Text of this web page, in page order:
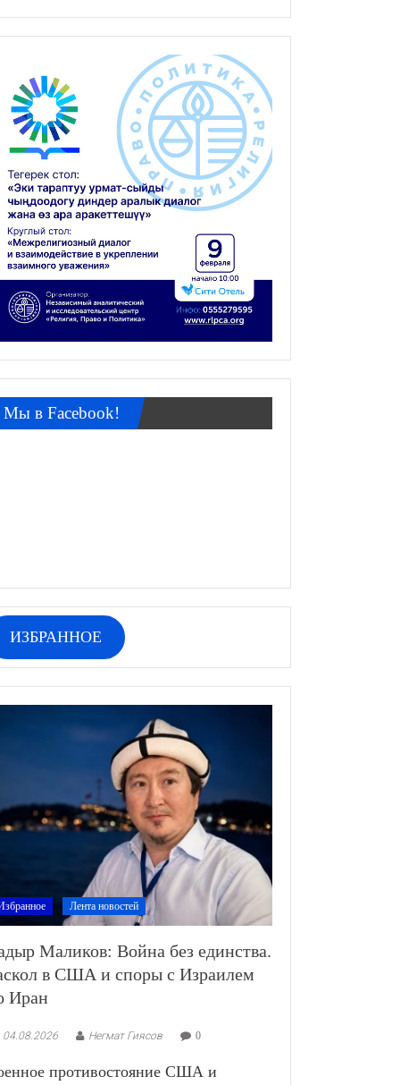
Мы в Facebook!
ИЗБРАННОЕ
Лента новостей
Маликов: Война без единства.
в США и споры с Израилем
Иран
04.08.2026 Негмат Гиясов 0
противостояние США и